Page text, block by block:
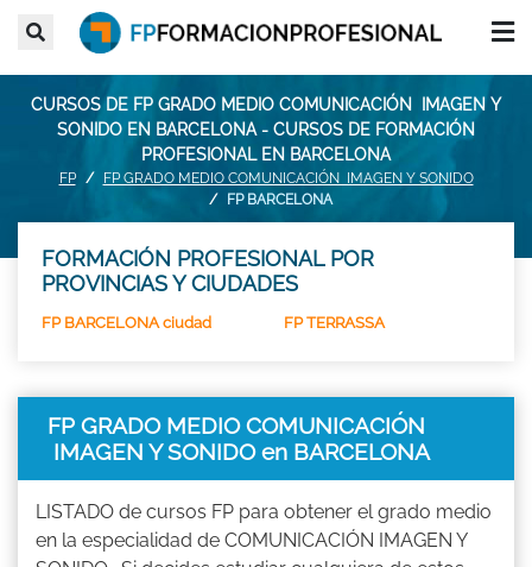
CURSOS DE FP GRADO MEDIO COMUNICACIÓN IMAGEN Y
SONIDO EN BARCELONA - CURSOS DE FORMACIÓN
PROFESIONAL EN BARCELONA
FP
FP GRADO MEDIO COMUNICACIÓN IMAGEN Y SONIDO
FP BARCELONA
FORMACIÓN PROFESIONAL POR
PROVINCIAS Y CIUDADES
FP BARCELONA ciudad FP TERRASSA
FP GRADO MEDIO COMUNICACIÓN
IMAGEN Y SONIDO en BARCELONA
LISTADO de cursos FP para obtener el grado medio
en la especialidad de COMUNICACIÓN IMAGEN Y